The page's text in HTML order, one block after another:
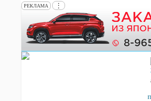
РЕКЛАМА ⋮